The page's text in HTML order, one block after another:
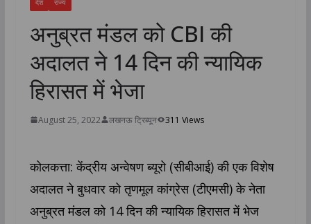
अनुब्रत मंडल को CBI की
अदालत ने 14 दिन की न्यायिक
हिरासत में भेजा
August 25, 2022 लखनऊ ट्रिब्यून 311 Views
कोलकत्ता: केंद्रीय अन्वेषण ब्यूरो (सीबीआई) की एक विशेष
अदालत ने बुधवार को तृणमूल कांग्रेस (टीएमसी) के नेता
अनुब्रत मंडल को 14 दिन की न्यायिक हिरासत में भेज